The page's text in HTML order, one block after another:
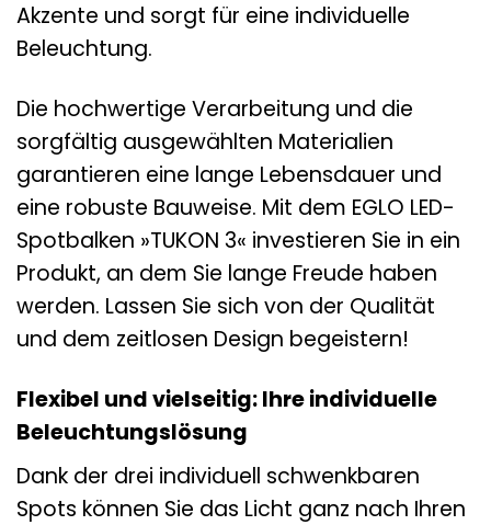
Akzente und sorgt für eine individuelle
Beleuchtung.
Die hochwertige Verarbeitung und die
sorgfältig ausgewählten Materialien
garantieren eine lange Lebensdauer und
eine robuste Bauweise. Mit dem EGLO LED-
Spotbalken »TUKON 3« investieren Sie in ein
Produkt, an dem Sie lange Freude haben
werden. Lassen Sie sich von der Qualität
und dem zeitlosen Design begeistern!
Flexibel und vielseitig: Ihre individuelle
Beleuchtungslösung
Dank der drei individuell schwenkbaren
Spots können Sie das Licht ganz nach Ihren